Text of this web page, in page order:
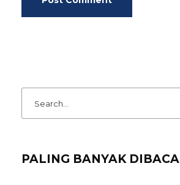
PALING BANYAK DIBACA